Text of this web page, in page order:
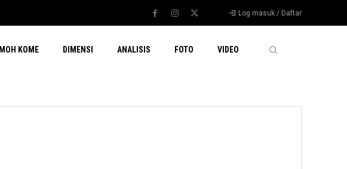
Log masuk / Daftar
MOH KOME DIMENSI ANALISIS FOTO VIDEO